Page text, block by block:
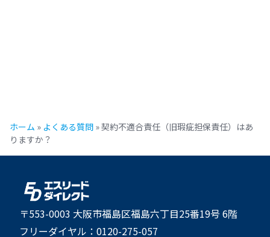
ホーム » よくある質問 »契約不適合責任（旧瑕疵担保責任）はあ
りますか？
〒553-0003 大阪市福島区福島六丁目25番19号 6階
フリーダイヤル：0120-275-057